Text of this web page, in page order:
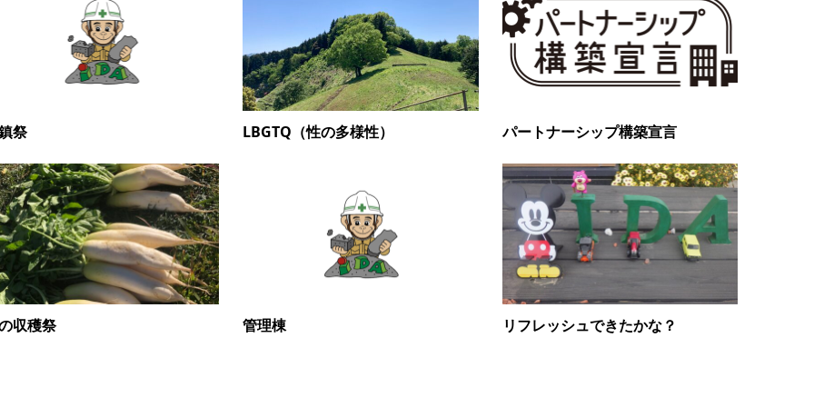
祭 LBGTQ（性の多様性） パートナーシップ構築宣言
収穫祭 管理棟 リフレッシュできたかな？